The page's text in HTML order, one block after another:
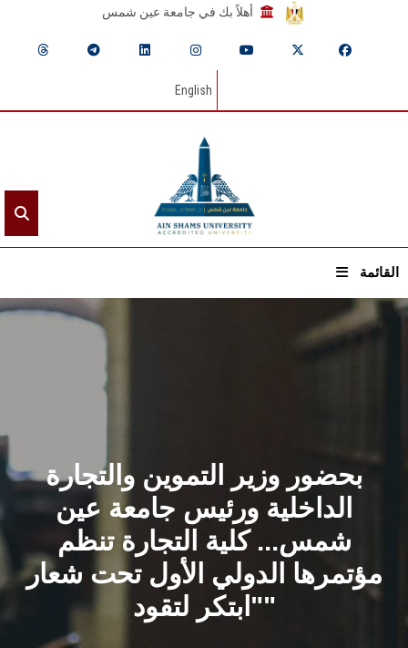
أهلاً بك في جامعة عين شمس
English
القائمة
الشئون الأكاديمية
البحث العلمي
الرعاية الصحية
المراكز والوحدات
بحضور وزير التموين والتجارة
الداخلية ورئيس جامعة عين
شمس... كلية التجارة تنظم
مؤتمرها الدولي الأول تحت شعار
"ابتكر لتقود"